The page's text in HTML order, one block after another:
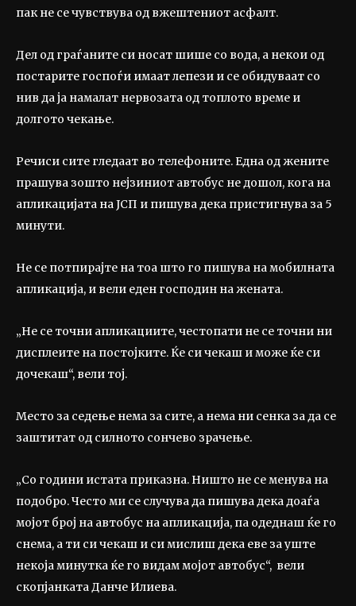
пак не се чувствува од вжештениот асфалт.
Дел од граѓаните си носат шише со вода, а некои од
постарите госпоѓи имаат лепези и се обидуваат со
нив да ја намалат нервозата од топлото време и
долгото чекање.
Речиси сите гледаат во телефоните. Една од жените
прашува зошто нејзиниот автобус не дошол, кога на
апликацијата на ЈСП и пишува дека пристигнува за 5
минути.
Не се потпирајте на тоа што го пишува на мобилната
апликација, и вели еден господин на жената.
„Не се точни апликациите, честопати не се точни ни
дисплеите на постојките. Ќе си чекаш и може ќе си
дочекаш“, вели тој.
Место за седење нема за сите, а нема ни сенка за да се
заштитат од силното сончево зрачење.
„Со години истата приказна. Ништо не се менува на
подобро. Често ми се случува да пишува дека доаѓа
мојот број на автобус на апликација, па одеднаш ќе го
снема, а ти си чекаш и си мислиш дека еве за уште
некоја минутка ќе го видам мојот автобус“, вели
скопјанката Данче Илиева.